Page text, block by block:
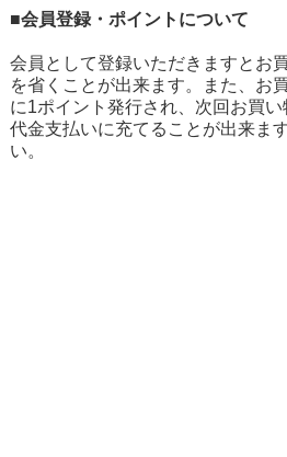
■会員登録・ポイントについて
会員として登録いただきますとお
を省くことが出来ます。また、お
に1ポイント発行され、次回お買
代金支払いに充てることが出来ま
い。